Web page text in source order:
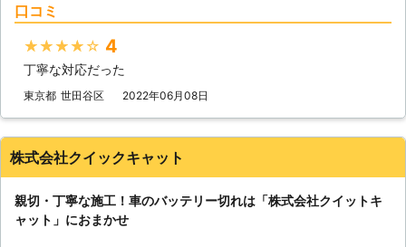
うえで、バッテリー上がりの原因や車
開始いたします。 お見積り後の追加
料金は発生しませんのでご安心くださ
い。 出張無料となります。お気軽に
お問い合わせ下さい。
口コミ
★★★★★ 4
丁寧な対応だった
東京都 世田谷区 2022年06月08日
株式会社クイックキャット
親切・丁寧な施工！車のバッテリー切れは「株式会社クイットキ
ャット」におまかせ